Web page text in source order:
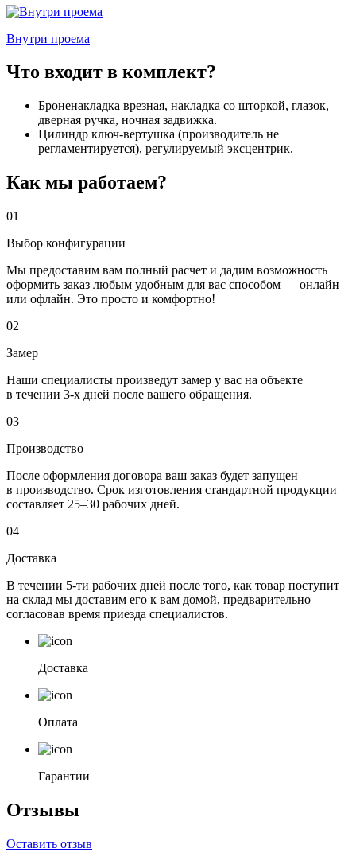
Внутри проема
Что входит в комплект?
Броненакладка врезная, накладка со шторкой, глазок,
дверная ручка, ночная задвижка.
Цилиндр ключ-вертушка (производитель не
регламентируется), регулируемый эксцентрик.
Как мы работаем?
01
Выбор конфигурации
Мы предоставим вам полный расчет и дадим возможность
оформить заказ любым удобным для вас способом — онлайн
или офлайн. Это просто и комфортно!
02
Замер
Наши специалисты произведут замер у вас на объекте
в течении 3-х дней после вашего обращения.
03
Производство
После оформления договора ваш заказ будет запущен
в производство. Срок изготовления стандартной продукции
составляет 25–30 рабочих дней.
04
Доставка
В течении 5-ти рабочих дней после того, как товар поступит
на склад мы доставим его к вам домой, предварительно
согласовав время приезда специалистов.
Доставка
Оплата
Гарантии
Отзывы
Оставить отзыв